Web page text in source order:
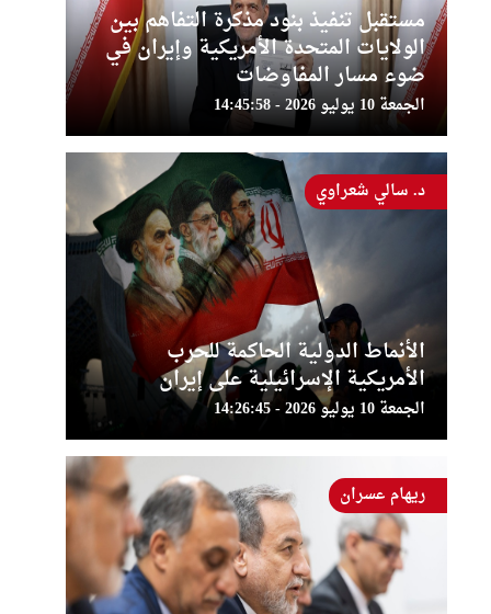
مستقبل تنفيذ بنود مذكرة التفاهم بين
الولايات المتحدة الأمريكية وإيران في
ضوء مسار المفاوضات
الجمعة 10 يوليو 2026 - 14:45:58
الأنماط الدولية الحاكمة للحرب
الأمريكية الإسرائيلية على إيران
الجمعة 10 يوليو 2026 - 14:26:45
د. سالي شعراوي
ريهام عسران